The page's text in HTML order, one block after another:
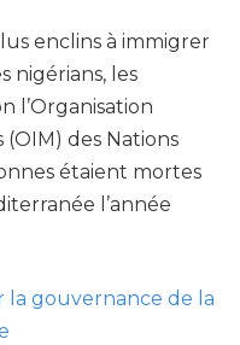
enclins à immigrer
nigérians, les
l’Organisation
des Nations
étaient mortes
l’année
la gouvernance de la